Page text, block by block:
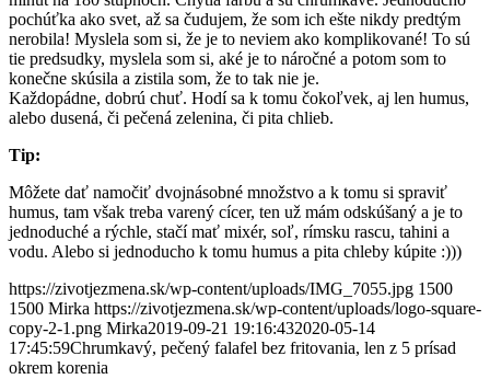
pochúťka ako svet, až sa čudujem, že som ich ešte nikdy predtým
nerobila! Myslela som si, že je to neviem ako komplikované! To sú
tie predsudky, myslela som si, aké je to náročné a potom som to
konečne skúsila a zistila som, že to tak nie je.
Každopádne, dobrú chuť. Hodí sa k tomu čokoľvek, aj len humus,
alebo dusená, či pečená zelenina, či pita chlieb.
Tip:
Môžete dať namočiť dvojnásobné množstvo a k tomu si spraviť
humus, tam však treba varený cícer, ten už mám odskúšaný a je to
jednoduché a rýchle, stačí mať mixér, soľ, rímsku rascu, tahini a
vodu. Alebo si jednoducho k tomu humus a pita chleby kúpite :)))
https://zivotjezmena.sk/wp-content/uploads/IMG_7055.jpg 1500
1500 Mirka https://zivotjezmena.sk/wp-content/uploads/logo-square-
copy-2-1.png Mirka2019-09-21 19:16:432020-05-14
17:45:59Chrumkavý, pečený falafel bez fritovania, len z 5 prísad
okrem korenia